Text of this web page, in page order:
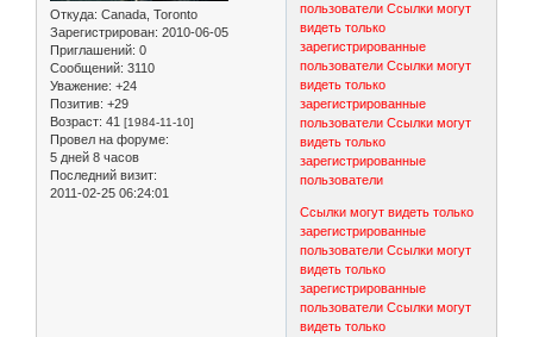
Откуда: Canada, Toronto
Зарегистрирован: 2010-06-05
Приглашений: 0
Сообщений: 3110
Уважение: +24
Позитив: +29
Возраст: 41 [1984-11-10]
Провел на форуме:
5 дней 8 часов
Последний визит:
2011-02-25 06:24:01
пользователи Ссылки могут
видеть только
зарегистрированные
пользователи Ссылки могут
видеть только
зарегистрированные
пользователи Ссылки могут
видеть только
зарегистрированные
пользователи
Ссылки могут видеть только
зарегистрированные
пользователи Ссылки могут
видеть только
зарегистрированные
пользователи Ссылки могут
видеть только